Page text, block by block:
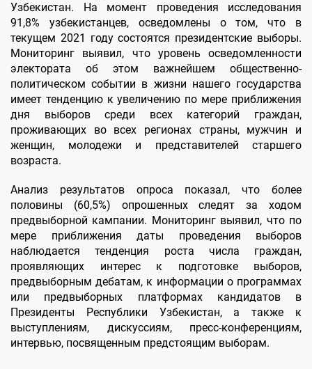
Узбекистан. На момент проведения исследования
91,8% узбекистанцев, осведомлены о том, что в
текущем 2021 году состоятся президентские выборы.
Мониторинг выявил, что уровень осведомленности
электората об этом важнейшем общественно-
политическом событии в жизни нашего государства
имеет тенденцию к увеличению по мере приближения
дня выборов среди всех категорий граждан,
проживающих во всех регионах страны, мужчин и
женщин, молодежи и представителей старшего
возраста.
Анализ результатов опроса показал, что более
половины (60,5%) опрошенных следят за ходом
предвыборной кампании. Мониторинг выявил, что по
мере приближения даты проведения выборов
наблюдается тенденция роста числа граждан,
проявляющих интерес к подготовке выборов,
предвыборным дебатам, к информации о программах
или предвыборных платформах кандидатов в
Президенты Республики Узбекистан, а также к
выступлениям, дискуссиям, пресс-конференциям,
интервью, посвященным предстоящим выборам.